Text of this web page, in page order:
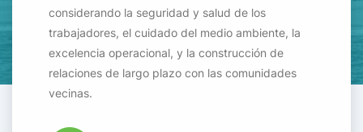
considerando la seguridad y salud de los
trabajadores, el cuidado del medio ambiente, la
excelencia operacional, y la construcción de
relaciones de largo plazo con las comunidades
vecinas.